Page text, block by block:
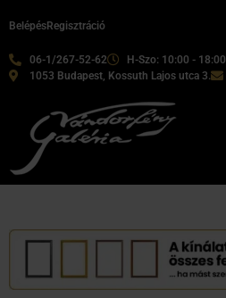
06-1/267-52-62
H-Szo: 10:00 - 18:00
1053 Budapest, Kossuth Lajos utca 3.
BelépésRegisztráció